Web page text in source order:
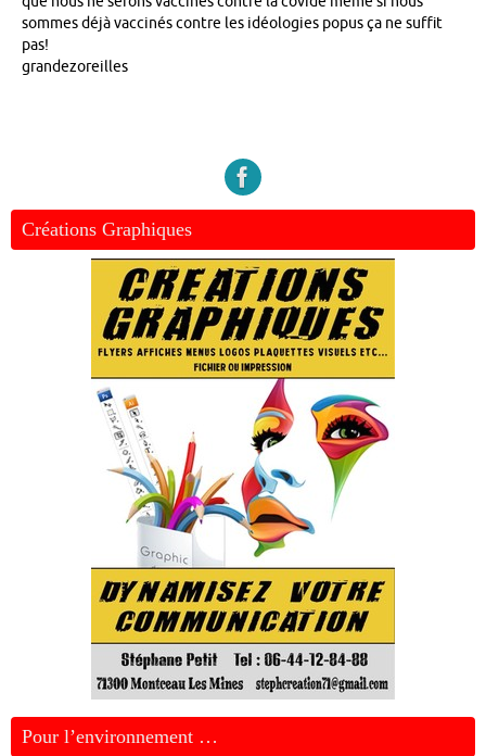
sommes déjà vaccinés contre les idéologies popus ça ne suffit
pas!
grandezoreilles
Créations Graphiques
Pour l’environnement …